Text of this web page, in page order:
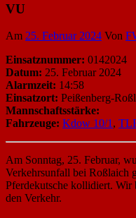
VU
Am 25. Februar 2024 Von
Einsatznummer: 0142024
Datum: 25. Februar 2024
Alarmzeit: 14:58
Einsatzort: Peißenberg-
Mannschaftsstärke:
Fahrzeuge: Kdow 10/1,
Am Sonntag, 25. Februar,
Verkehrsunfall bei Roßlaich
Pferdekutsche kollidiert. Wir
den Verkehr.